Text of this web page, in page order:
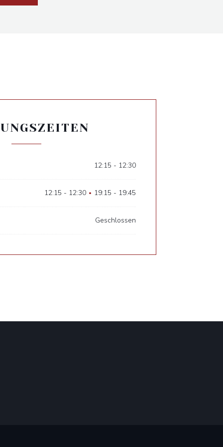
12:15 - 12:30
12:15 - 12:30 • 19:15 - 19:45
Geschlossen